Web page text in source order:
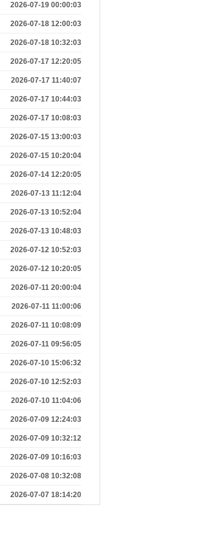
2026-07-19 00:00:03
2026-07-18 12:00:03
2026-07-18 10:32:03
2026-07-17 12:20:05
2026-07-17 11:40:07
2026-07-17 10:44:03
2026-07-17 10:08:03
2026-07-15 13:00:03
2026-07-15 10:20:04
2026-07-14 12:20:05
2026-07-13 11:12:04
2026-07-13 10:52:04
2026-07-13 10:48:03
2026-07-12 10:52:03
2026-07-12 10:20:05
2026-07-11 20:00:04
2026-07-11 11:00:06
2026-07-11 10:08:09
2026-07-11 09:56:05
2026-07-10 15:06:32
2026-07-10 12:52:03
2026-07-10 11:04:06
2026-07-09 12:24:03
2026-07-09 10:32:12
2026-07-09 10:16:03
2026-07-08 10:32:08
2026-07-07 18:14:20